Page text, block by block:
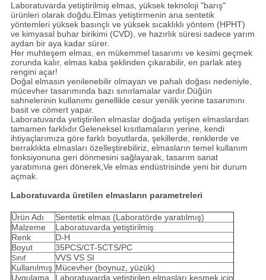
Laboratuvarda yetiştirilmiş elmas, yüksek teknoloji "barış"
ürünleri olarak doğdu.Elmas yetiştirmenin ana sentetik
yöntemleri yüksek basınçlı ve yüksek sıcaklıklı yöntem (HPHT)
ve kimyasal buhar birikimi (CVD), ve hazırlık süresi sadece yarım
aydan bir aya kadar sürer.
Her muhteşem elmas, en mükemmel tasarımı ve kesimi geçmek
zorunda kalır, elmas kaba şeklinden çıkarabilir, en parlak ateş
rengini açar!
Doğal elmasın yenilenebilir olmayan ve pahalı doğası nedeniyle,
mücevher tasarımında bazı sınırlamalar vardır.Düğün
sahnelerinin kullanımı genellikle cesur yenilik yerine tasarımını
basit ve cömert yapar.
Laboratuvarda yetiştirilen elmaslar doğada yetişen elmaslardan
tamamen farklıdır.Geleneksel kısıtlamaların yerine, kendi
ihtiyaçlarımıza göre farklı boyutlarda, şekillerde, renklerde ve
berraklıkta elmasları özelleştirebiliriz, elmasların temel kullanım
fonksiyonuna geri dönmesini sağlayarak, tasarım sanat
yaratımına geri dönerek,Ve elmas endüstrisinde yeni bir durum
açmak.
Laboratuvarda üretilen elmasların parametreleri
Ürün Adı
Sentetik elmas (Laboratörde yaratılmış)
Malzeme
Laboratuvarda yetiştirilmiş
Renk
D-H
Boyut
35PCS/CT-5CTS/PC
Sınıf
VVS VS SI
Kullanılmış Mücevher (boynuz, yüzük)
Uygulama
Laboratuvarda yetiştirilen elmasları kesmek için